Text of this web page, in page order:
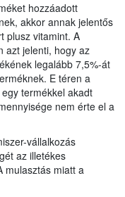
hozzáadott
akkor annak jelentős
plusz vitamint. A
azt jelenti, hogy az
legalább 7,5%-át
E téren a
termékkel akadt
nem érte el a
vállalkozás
az illetékes
mulasztás miatt a